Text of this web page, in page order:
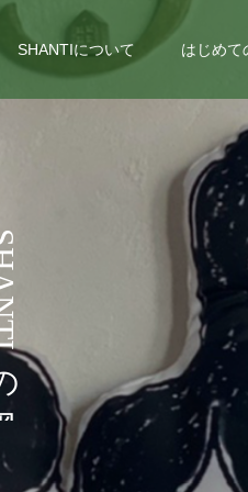
SHANTIについて はじめて
S
H
A
N
T
I
の
。